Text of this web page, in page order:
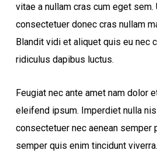
vitae a nullam cras cum eget
consectetuer donec cras nullam
Blandit vidi et aliquet quis eu nec
ridiculus dapibus luctus.
Feugiat nec ante amet nam dolor
eleifend ipsum. Imperdiet nulla
consectetuer nec aenean semper
semper quis enim tincidunt viverra.